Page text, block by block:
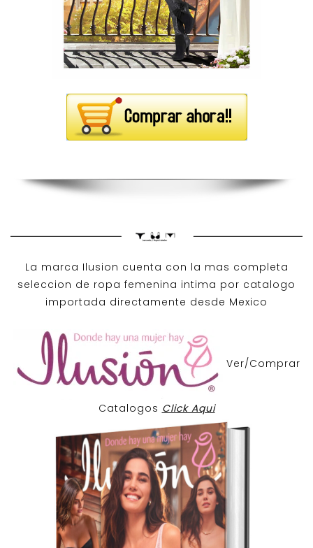
La marca Ilusion cuenta con la mas completa
seleccion de ropa femenina intima por catalogo
importada directamente desde Mexico
Ver/Comprar
Catalogos Click Aqui